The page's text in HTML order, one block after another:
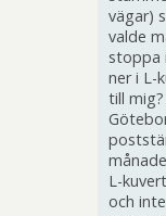
vägar)
valde
stoppa
ner i L-
till
L-
och